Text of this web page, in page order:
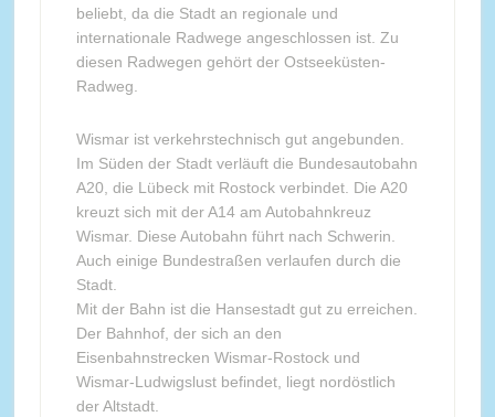
beliebt, da die Stadt an regionale und
internationale Radwege angeschlossen ist. Zu
diesen Radwegen gehört der Ostseeküsten-
Radweg.
Wismar ist verkehrstechnisch gut angebunden.
Im Süden der Stadt verläuft die Bundesautobahn
A20, die Lübeck mit Rostock verbindet. Die A20
kreuzt sich mit der A14 am Autobahnkreuz
Wismar. Diese Autobahn führt nach Schwerin.
Auch einige Bundestraßen verlaufen durch die
Stadt.
Mit der Bahn ist die Hansestadt gut zu erreichen.
Der Bahnhof, der sich an den
Eisenbahnstrecken Wismar-Rostock und
Wismar-Ludwigslust befindet, liegt nordöstlich
der Altstadt.